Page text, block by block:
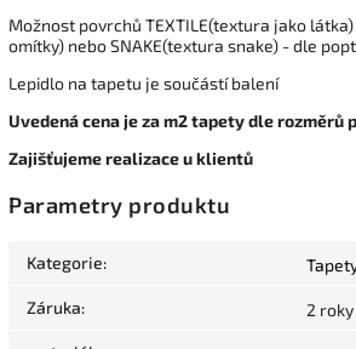
Možnost povrchů TEXTILE(textura jako látka)
omítky) nebo SNAKE(textura snake) - dle
Lepidlo na tapetu je součástí balení
Uvedená cena je za m2 tapety dle rozměrů
Zajišťujeme realizace u klientů
Parametry produktu
Kategorie:
Záruka: 2 roky